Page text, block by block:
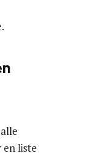
en liste